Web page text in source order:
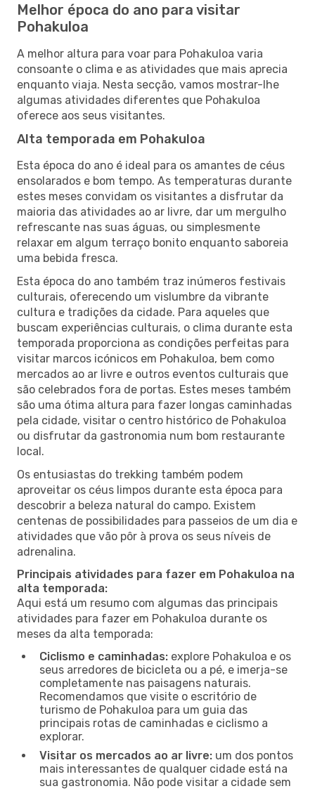
Melhor época do ano para visitar
Pohakuloa
A melhor altura para voar para Pohakuloa varia
consoante o clima e as atividades que mais aprecia
enquanto viaja. Nesta secção, vamos mostrar-lhe
algumas atividades diferentes que Pohakuloa
oferece aos seus visitantes.
Alta temporada em Pohakuloa
Esta época do ano é ideal para os amantes de céus
ensolarados e bom tempo. As temperaturas durante
estes meses convidam os visitantes a disfrutar da
maioria das atividades ao ar livre, dar um mergulho
refrescante nas suas águas, ou simplesmente
relaxar em algum terraço bonito enquanto saboreia
uma bebida fresca.
Esta época do ano também traz inúmeros festivais
culturais, oferecendo um vislumbre da vibrante
cultura e tradições da cidade. Para aqueles que
buscam experiências culturais, o clima durante esta
temporada proporciona as condições perfeitas para
visitar marcos icónicos em Pohakuloa, bem como
mercados ao ar livre e outros eventos culturais que
são celebrados fora de portas. Estes meses também
são uma ótima altura para fazer longas caminhadas
pela cidade, visitar o centro histórico de Pohakuloa
ou disfrutar da gastronomia num bom restaurante
local.
Os entusiastas do trekking também podem
aproveitar os céus limpos durante esta época para
descobrir a beleza natural do campo. Existem
centenas de possibilidades para passeios de um dia e
atividades que vão pôr à prova os seus níveis de
adrenalina.
Principais atividades para fazer em Pohakuloa na
alta temporada:
Aqui está um resumo com algumas das principais
atividades para fazer em Pohakuloa durante os
meses da alta temporada:
Ciclismo e caminhadas: explore Pohakuloa e os
seus arredores de bicicleta ou a pé, e imerja-se
completamente nas paisagens naturais.
Recomendamos que visite o escritório de
turismo de Pohakuloa para um guia das
principais rotas de caminhadas e ciclismo a
explorar.
Visitar os mercados ao ar livre: um dos pontos
mais interessantes de qualquer cidade está na
sua gastronomia. Não pode visitar a cidade sem